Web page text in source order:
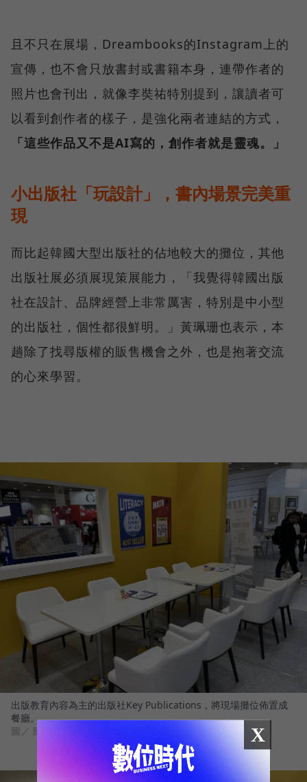
且不只在展場，Dreambooks的Instagram上的
宣傳，也不會只放書封或書籍本身，連帶作者的
照片也會刊出，就像李奘祐特別提到，讓讀者可
以看到創作者的樣子，是強化兩者連結的方式，
「這些作品又不是AI寫的，創作者就是靈魂。」
小出版社「玩設計」，書內場景完美重
現
而比起韓國大型出版社的佔地較大的攤位，其他
出版社展必須展現策展能力，「我覺得韓國出版
社在設計、品牌經營上非常厲害，特別是中小型
的出版社，個性都很鮮明。」黃珮珊也表示，本
趟除了找尋版權的販售機會之外，也是抱著交流
的心來學習。
出版教育內容為主的出版社Key Publications，將現場攤位佈置成
餐廳。
圖／ 陳君毅攝影
X